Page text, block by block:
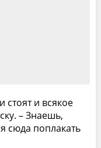
стоят и всякое
– Знаешь,
сюда поплакать